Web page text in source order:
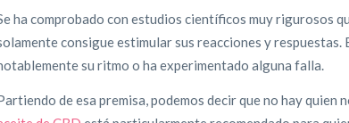
ha comprobado con estudios científicos muy rigurosos
consigue estimular sus reacciones y respuestas.
su ritmo o ha experimentado alguna falla.
de esa premisa, podemos decir que no hay quien